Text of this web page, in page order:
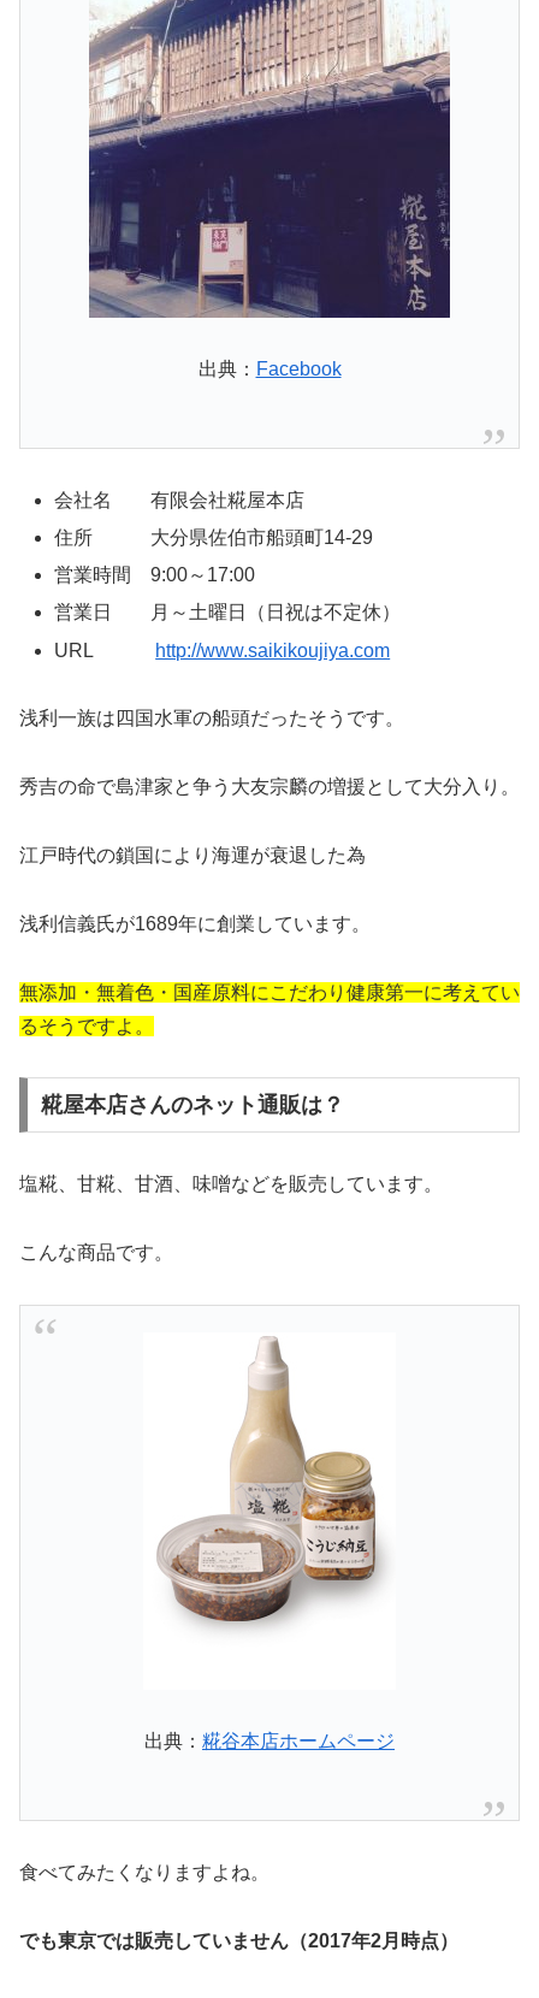
出典： Facebook
会社名 有限会社糀屋本店
住所 大分県佐伯市船頭町14-29
営業時間 9:00～17:00
営業日 月～土曜日（日祝は不定休）
URL
http://www.saikikoujiya.com
浅利一族は四国水軍の船頭だったそうです。
秀吉の命で島津家と争う大友宗麟の増援として大分入り。
江戸時代の鎖国により海運が衰退した為
浅利信義氏が1689年に創業しています。
無添加・無着色・国産原料にこだわり健康第一に考えてい
るそうですよ。
糀屋本店さんのネット通販は？
塩糀、甘糀、甘酒、味噌などを販売しています。
こんな商品です。
出典： 糀谷本店ホームページ
食べてみたくなりますよね。
でも東京では販売していません（2017年2月時点）